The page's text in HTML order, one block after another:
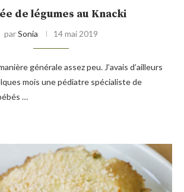
de légumes au Knacki
parSonia 14 mai 2019
générale assez peu. J’avais d’ailleurs
mois une pédiatre spécialiste de
…